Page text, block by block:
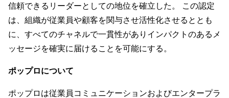
信頼できるリーダーとしての地位を確立した。 この認定
は、組織が従業員や顧客を関与させ活性化させるととも
に、すべてのチャネルで一貫性がありインパクトのあるメ
ッセージを確実に届けることを可能にする。
ポップロについて
ポップロは従業員コミュニケーションおよびエンタープラ